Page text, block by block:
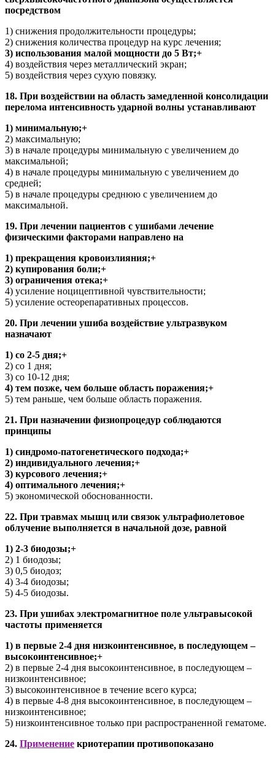
посредством
1) снижения продолжительности процедуры;
2) снижения количества процедур на курс лечения;
3) использования малой мощности до 5 Вт;+
4) воздействия через металлический экран;
5) воздействия через сухую повязку.
18. При воздействии на область замедленной консолидации
перелома интенсивность ударной волны устанавливают
1) минимальную;+
2) максимальную;
3) в начале процедуры минимальную с увеличением до
максимальной;
4) в начале процедуры минимальную с увеличением до
средней;
5) в начале процедуры среднюю с увеличением до
максимальной.
19. При лечении пациентов с ушибами лечение
физическими факторами направлено на
1) прекращения кровоизлияния;+
2) купирования боли;+
3) ограничения отека;+
4) усиление ноцицептивной чувствительности;
5) усиление остеорепаративных процессов.
20. При лечении ушиба воздействие ультразвуком
назначают
1) со 2-5 дня;+
2) со 1 дня;
3) со 10-12 дня;
4) тем позже, чем больше область поражения;+
5) тем раньше, чем больше область поражения.
21. При назначении физиопроцедур соблюдаются
принципы
1) синдромо-патогенетического подхода;+
2) индивидуального лечения;+
3) курсового лечения;+
4) оптимального лечения;+
5) экономической обоснованности.
22. При травмах мышц или связок ультрафиолетовое
облучение выполняется в начальной дозе, равной
1) 2-3 биодозы;+
2) 1 биодозы;
3) 0,5 биодоз;
4) 3-4 биодозы;
5) 4-5 биодозы.
23. При ушибах электромагнитное поле ультравысокой
частоты применяется
1) в первые 2-4 дня низкоинтенсивное, в последующем –
высокоинтенсивное;+
2) в первые 2-4 дня высокоинтенсивное, в последующем –
низкоинтенсивное;
3) высокоинтенсивное в течение всего курса;
4) в первые 4-8 дня высокоинтенсивное, в последующем –
низкоинтенсивное;
5) низкоинтенсивное только при распространенной гематоме.
24. Применение криотерапии противопоказано